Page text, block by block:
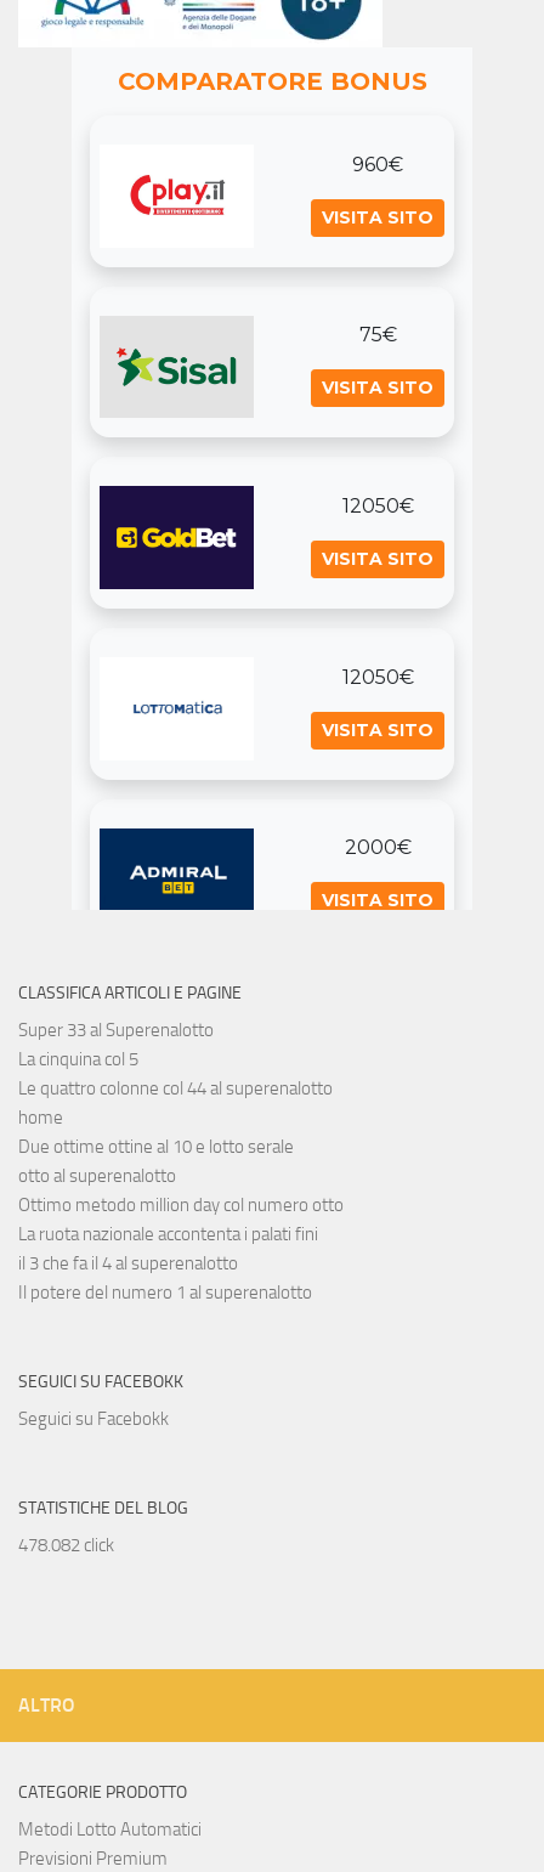
CLASSIFICA ARTICOLI E PAGINE
Super 33 al Superenalotto
La cinquina col 5
Le quattro colonne col 44 al superenalotto
home
Due ottime ottine al 10 e lotto serale
otto al superenalotto
Ottimo metodo million day col numero otto
La ruota nazionale accontenta i palati fini
il 3 che fa il 4 al superenalotto
Il potere del numero 1 al superenalotto
SEGUICI SU FACEBOKK
Seguici su Facebokk
STATISTICHE DEL BLOG
478.082 click
ALTRO
CATEGORIE PRODOTTO
Metodi Lotto Automatici
Previsioni Premium